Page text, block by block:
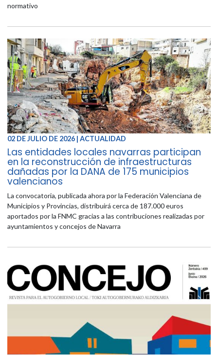
normativo
02 DE JULIO DE 2026 | ACTUALIDAD
Las entidades locales navarras participan
en la reconstrucción de infraestructuras
dañadas por la DANA de 175 municipios
valencianos
La convocatoria, publicada ahora por la Federación Valenciana de
Municipios y Provincias, distribuirá cerca de 187.000 euros
aportados por la FNMC gracias a las contribuciones realizadas por
ayuntamientos y concejos de Navarra